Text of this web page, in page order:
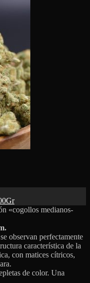
«cogollos medianos-
observan perfectamente
característica de la
con matices cítricos,
de color. Una